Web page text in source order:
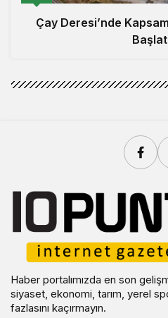
Çay Deresi’nde
Haber portalımızda en son
siyaset, ekonomi, tarım, yerel
fazlasını kaçırmayın.